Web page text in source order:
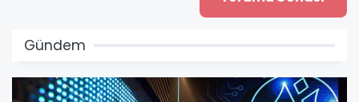
Gündem